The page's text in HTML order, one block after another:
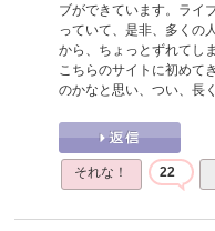
ブができています。ライ
っていて、是非、多くの
から、ちょっとずれてし
こちらのサイトに初めて
のかなと思い、つい、長
それな！ 22